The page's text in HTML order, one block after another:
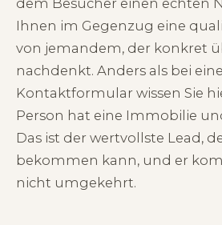
Ihnen im Gegenzug eine
von jemandem, der konkret
nachdenkt. Anders als bei
Kontaktformular wissen Sie
Person hat eine Immobilie
Das ist der wertvollste Lead,
bekommen kann, und er
nicht umgekehrt.